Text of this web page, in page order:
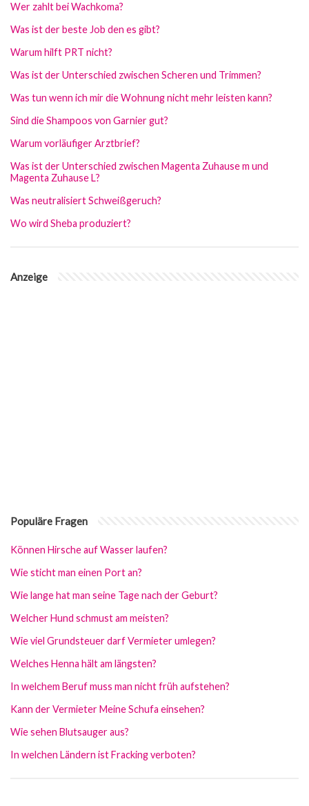
Wer zahlt bei Wachkoma?
Was ist der beste Job den es gibt?
Warum hilft PRT nicht?
Was ist der Unterschied zwischen Scheren und Trimmen?
Was tun wenn ich mir die Wohnung nicht mehr leisten kann?
Sind die Shampoos von Garnier gut?
Warum vorläufiger Arztbrief?
Was ist der Unterschied zwischen Magenta Zuhause m und
Magenta Zuhause L?
Was neutralisiert Schweißgeruch?
Wo wird Sheba produziert?
Anzeige
Populäre Fragen
Können Hirsche auf Wasser laufen?
Wie sticht man einen Port an?
Wie lange hat man seine Tage nach der Geburt?
Welcher Hund schmust am meisten?
Wie viel Grundsteuer darf Vermieter umlegen?
Welches Henna hält am längsten?
In welchem Beruf muss man nicht früh aufstehen?
Kann der Vermieter Meine Schufa einsehen?
Wie sehen Blutsauger aus?
In welchen Ländern ist Fracking verboten?